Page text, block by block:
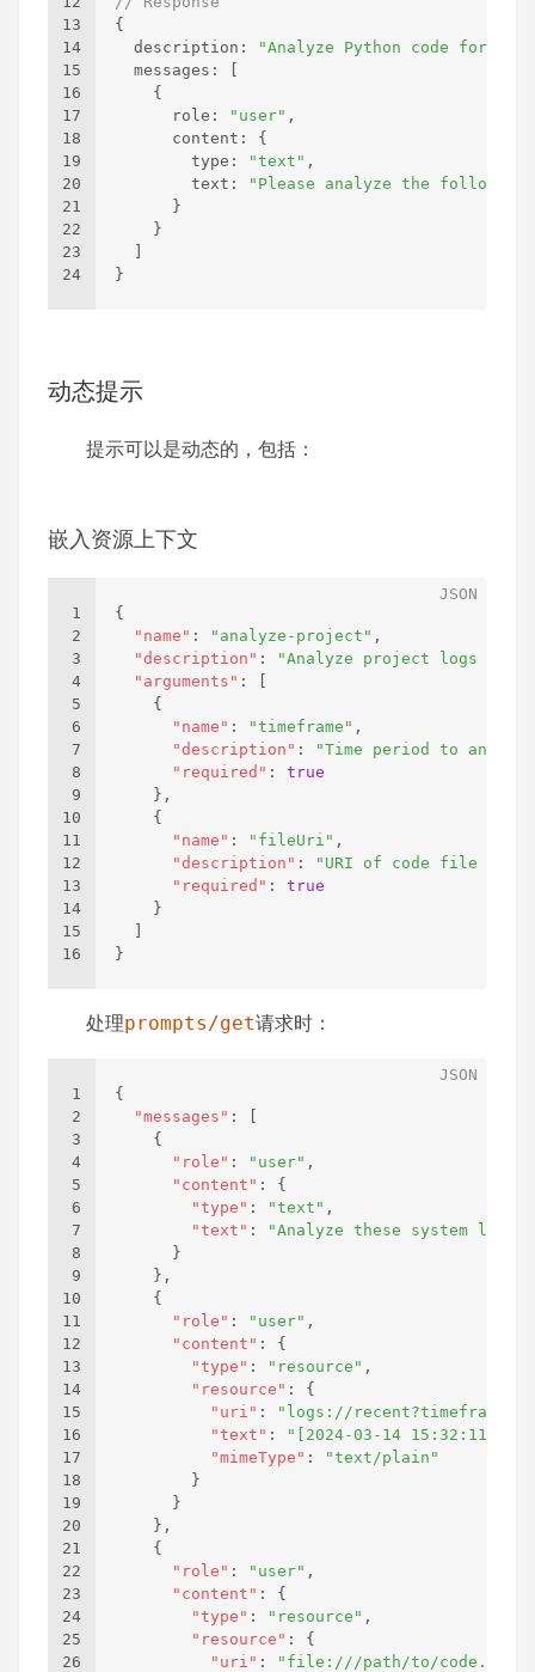
13
14
15
16
17
18
19
20
21
22
23
24
{
  description
:
"Analyze Python code for
  messages
:
[
{
      role
: "user" ,
      content
:
{
        type
: "text" ,
        text
:
"Please analyze the
}
}
]
}
动态提示
提示可以是动态的，包括：
嵌入资源上下文
1
2
3
4
5
6
7
8
9
10
11
12
13
14
15
16
{
"name" : "analyze-project" ,
"description" :
"Analyze project logs and
"arguments" :
[
{
"name" : "timeframe" ,
"description" :
"Time period to
"required" :
true
} ,
{
"name" : "fileUri" ,
"description" :
"URI of code file to
"required" :
true
}
]
}
处理prompts/get请求时：
1
2
3
4
5
6
7
8
9
10
11
12
13
14
15
16
17
18
19
20
21
22
23
24
25
26
{
"messages" :
[
{
"role" : "user" ,
"content" :
{
"type" : "text" ,
"text" :
"Analyze these system
}
} ,
{
"role" : "user" ,
"content" :
{
"type" : "resource" ,
"resource" :
{
"uri" :
"logs://
"text" :
"[2024-03-14 15:32:11]
"mimeType" :
"text/plain"
}
}
} ,
{
"role" : "user" ,
"content" :
{
"type" : "resource" ,
"resource" :
{
"uri" : "file:///path/to/code.py"